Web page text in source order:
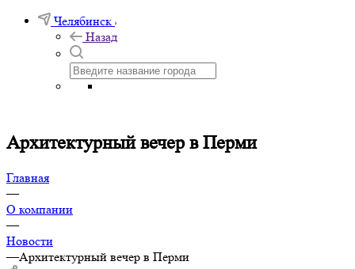
Челябинск
Назад
Архитектурный вечер в Перми
Главная
—
О компании
—
Новости
—Архитектурный вечер в Перми